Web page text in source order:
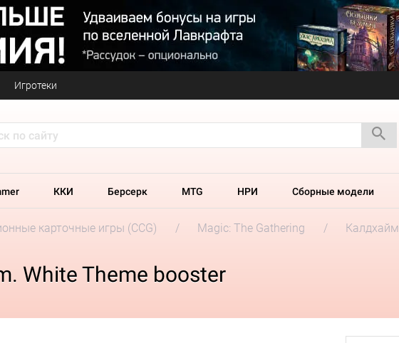
Игротеки
ККИ Берсерк MTG НРИ Сборные модели
карточные игры (CCG) Magic: The Gathering
Калдхайм
White Theme booster